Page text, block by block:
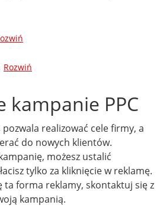
Rozwiń
kampanie PPC
realizować cele firmy, a
do nowych klientów.
możesz ustalić
tylko za kliknięcie w reklamę.
ta forma reklamy, skontaktuj się z
kampanią.